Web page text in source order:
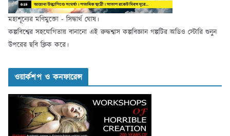
মহাশূন্যের মণিমুক্তো - সিদ্ধার্থ ঘোষ।
কল্পবিশ্বের সহযোগিতায় বানানো এই রুদ্ধশ্বাস কল্পবিজ্ঞান গল্পটির অডিও স্টোরি শুনুন
উপরের ছবি ক্লিক করে।
ওয়ার্কশপ ও কনফারেন্স